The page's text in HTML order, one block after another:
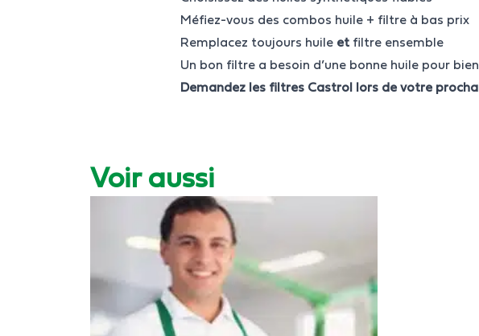
Méfiez-vous des combos huile + filtre à bas prix
Remplacez toujours huile et filtre ensemble
Un bon filtre a besoin d’une bonne huile pour
Demandez les filtres Castrol lors de votre
Voir aussi